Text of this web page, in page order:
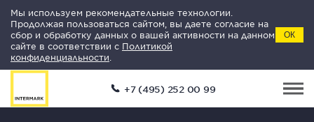
Мы используем рекомендательные технологии.
Продолжая пользоваться сайтом, вы даете согласие на
сбор и обработку данных о вашей активности на данном
сайте в соответствии с Политикой
конфиденциальности
ОК
+7 (495) 252 00 99